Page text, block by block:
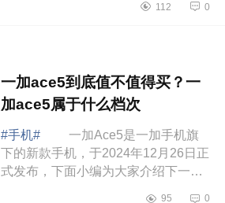
和vivox200哪个好?vivox100和
112 0
一加ace5到底值不值得买？一
加ace5属于什么档次
#手机#
一加Ace5是一加手机旗
下的新款手机，于2024年12月26日正
式发布，下面小编为大家介绍下一加
95 0